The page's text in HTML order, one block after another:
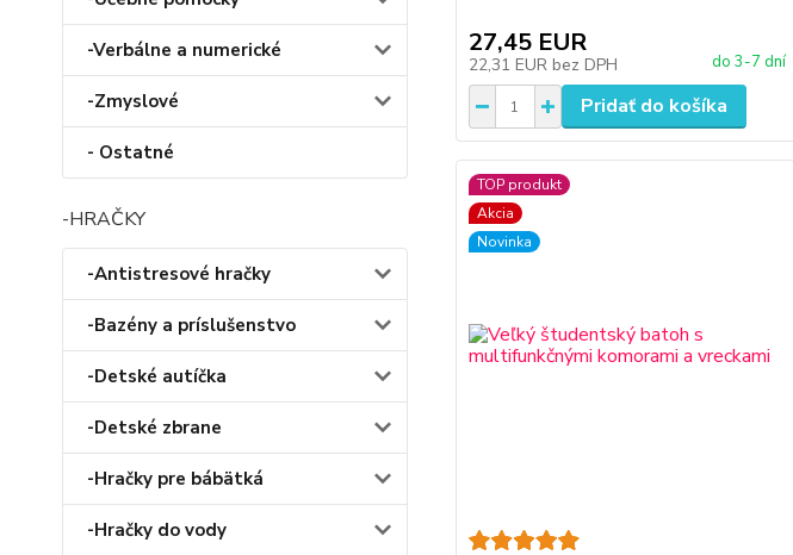
-Verbálne a numerické
-Zmyslové
- Ostatné
-HRAČKY
-Antistresové hračky
-Bazény a príslušenstvo
-Detské autíčka
-Detské zbrane
-Hračky pre bábätká
-Hračky do vody
27,45 EUR
22,31 EUR bez DPH do 3-7 dní
Pridať do košíka
TOP produkt
Akcia
Novinka